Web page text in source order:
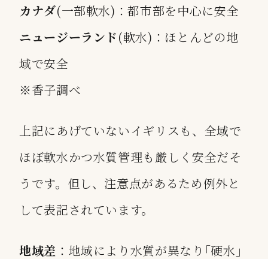
カナダ(一部軟水)：都市部を中心に安全
ニュージーランド(軟水)：ほとんどの地
域で安全
※香子調べ
上記にあげていないイギリスも、全域で
ほぼ軟水かつ水質管理も厳しく安全だそ
うです。但し、注意点があるため例外と
して表記されています。
地域差 ：地域により水質が異なり｢硬水｣